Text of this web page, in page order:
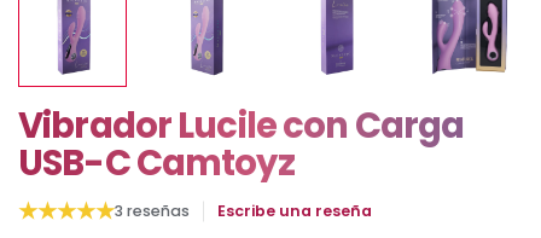
Vibrador Lucile con Carga
USB-C Camtoyz
★★★★★3 reseñas Escribe una reseña